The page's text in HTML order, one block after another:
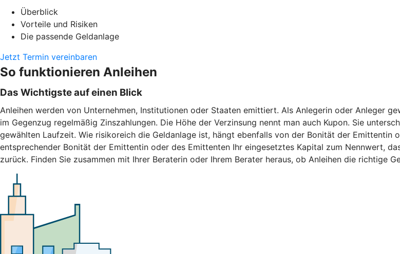
Überblick
Vorteile und Risiken
Die passende Geldanlage
Jetzt Termin vereinbaren
So funktionieren Anleihen
Das Wichtigste auf einen Blick
Anleihen werden von Unternehmen, Institutionen oder Staaten emittiert. Als Anlegerin oder Anleger
im Gegenzug regelmäßig Zinszahlungen. Die Höhe der Verzinsung nennt man auch Kupon. Sie
gewählten Laufzeit. Wie risikoreich die Geldanlage ist, hängt ebenfalls von der Bonität der Emittentin
entsprechender Bonität der Emittentin oder des Emittenten Ihr eingesetztes Kapital zum Nennwert,
zurück. Finden Sie zusammen mit Ihrer Beraterin oder Ihrem Berater heraus, ob Anleihen die richtige